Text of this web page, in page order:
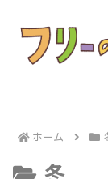
ホーム
冬